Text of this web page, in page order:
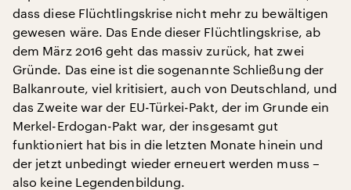
dass diese Flüchtlingskrise nicht mehr zu bewältigen
gewesen wäre. Das Ende dieser Flüchtlingskrise, ab
dem März 2016 geht das massiv zurück, hat zwei
Gründe. Das eine ist die sogenannte Schließung der
Balkanroute, viel kritisiert, auch von Deutschland, und
das Zweite war der EU-Türkei-Pakt, der im Grunde ein
Merkel-Erdogan-Pakt war, der insgesamt gut
funktioniert hat bis in die letzten Monate hinein und
der jetzt unbedingt wieder erneuert werden muss –
also keine Legendenbildung.